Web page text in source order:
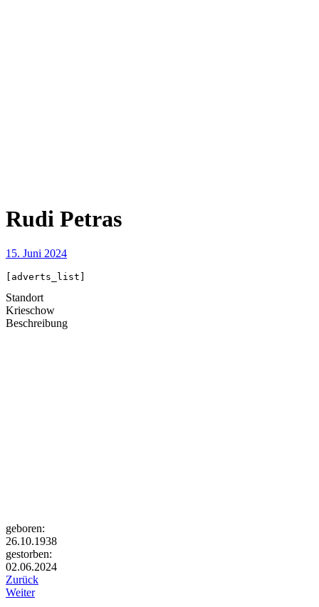
Rudi Petras
15. Juni 2024
[adverts_list]
Standort
Krieschow
Beschreibung
geboren:
26.10.1938
gestorben:
02.06.2024
Zurück
Weiter